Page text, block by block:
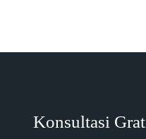
Konsultasi